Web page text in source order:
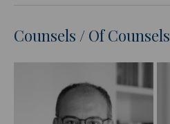
Counsels / Of Counsels